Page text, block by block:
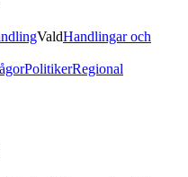
ValdHandlingar och
PolitikerRegional